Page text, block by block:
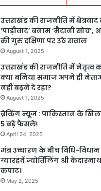
उत्तराखंड की राजनीति में
‘पाड़ीवाद’ बनाम ‘मैदानी
की गुरु दक्षिणा पर उठे सवाल
August 1, 2025
उत्तराखंड की राजनीति में नेतृत्व
क्या बनिया समाज अपने ही
नहीं बढ़ने दे रहा?
August 1, 2025
ब्रेकिंग न्यूज : पाकिस्तान के
5 बड़े फैसले!
April 24, 2025
मंत्र उच्चारण के बीच विधि-
ग्यारहवें ज्योर्तिलिंग श्री
कपाट।
May 2, 2025